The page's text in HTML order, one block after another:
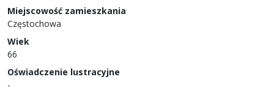
Miejscowość zamieszkania
Częstochowa
Wiek
66
Oświadczenie lustracyjne
-